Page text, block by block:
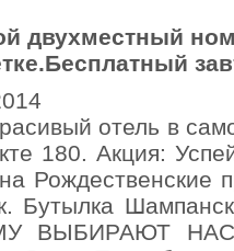
двухместный
отель в
180. Акция:
Рождественские
Бутылка
ВЫБИРАЮТ НАС